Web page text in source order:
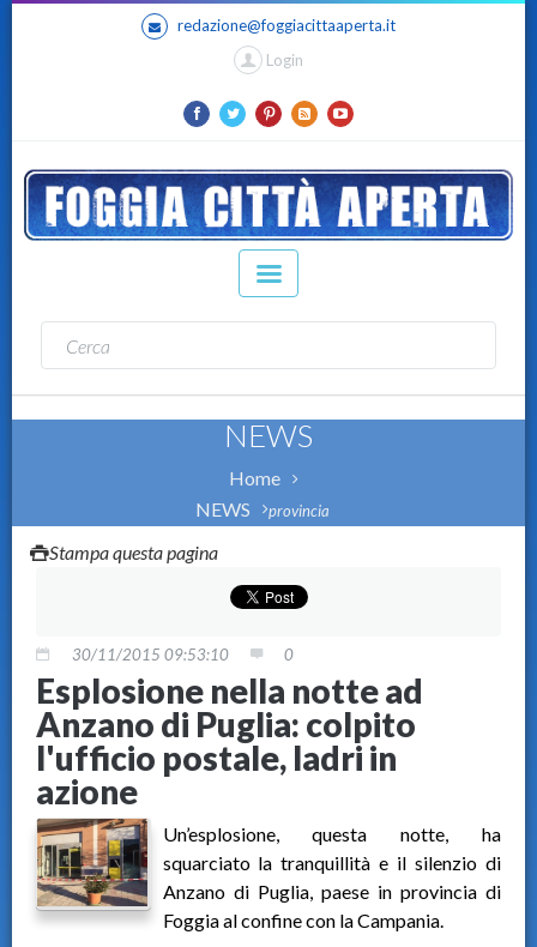
redazione@foggiacittaaperta.it
Login
NEWS
Home
NEWS
provincia
Stampa questa pagina
30/11/2015 09:53:10 0
Esplosione nella notte ad
Anzano di Puglia: colpito
l'ufficio postale, ladri in
azione
Un’esplosione, questa notte, ha
squarciato la tranquillità e il silenzio di
Anzano di Puglia, paese in provincia di
Foggia al confine con la Campania.